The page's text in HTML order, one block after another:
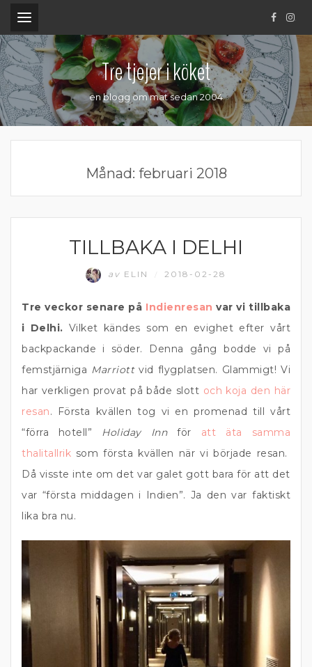
.
Tre tjejer i köket
en blogg om mat sedan 2004
Månad: februari 2018
TILLBAKA I DELHI
av ELIN 2018-02-28
Tre veckor senare på Indienresan var vi tillbaka
i Delhi. Vilket kändes som en evighet efter vårt
backpackande i söder. Denna gång bodde vi på
femstjärniga Marriottvid flygplatsen. Glammigt! Vi
har verkligen provat på både slott och koja den här
resan. Första kvällen tog vi en promenad till vårt
“förra hotell” Holiday Innför att äta samma
thalitallrik som första kvällen när vi började resan.
Då visste inte om det var galet gott bara för att det
var “första middagen i Indien”. Ja den var faktiskt
lika bra nu.